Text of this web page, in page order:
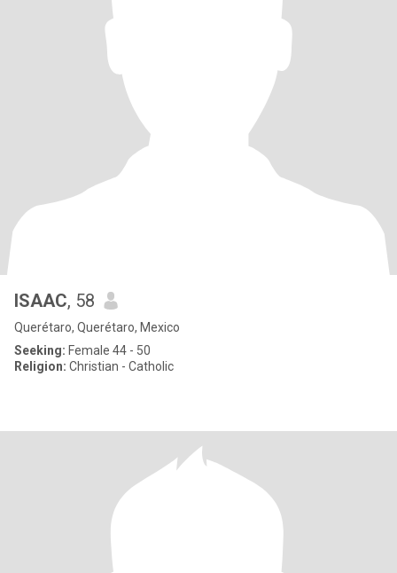
ISAAC, 58
Querétaro, Querétaro, Mexico
Seeking: Female 44 - 50
Religion: Christian - Catholic